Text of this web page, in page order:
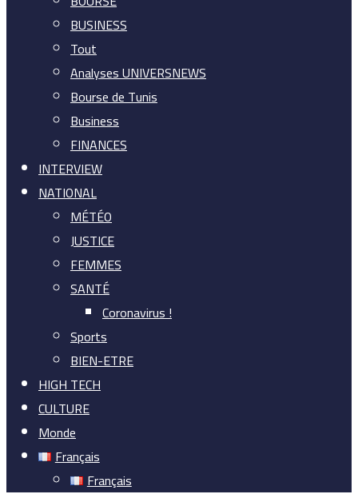
BUSINESS
Tout
Analyses UNIVERSNEWS
Bourse de Tunis
Business
FINANCES
INTERVIEW
NATIONAL
MÉTÉO
JUSTICE
FEMMES
SANTÉ
Coronavirus !
Sports
BIEN-ETRE
HIGH TECH
CULTURE
Monde
Français
Français